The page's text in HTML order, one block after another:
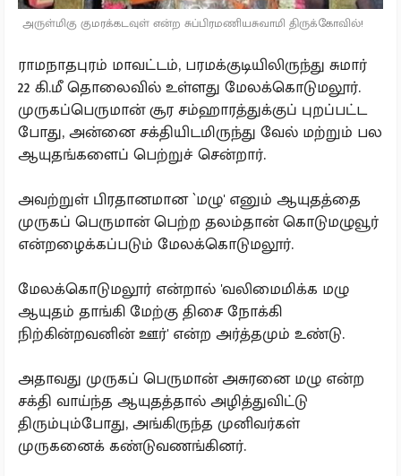
அருள்மிகு குமரக்கடவுள் என்ற சுப்பிரமணியசுவாமி திருக்கோவில்!
ராமநாதபுரம் மாவட்டம், பரமக்குடியிலிருந்து சுமார்
22 கி.மீ தொலைவில் உள்ளது மேலக்கொடுமலூர்.
முருகப்பெருமான் சூர சம்ஹாரத்துக்குப் புறப்பட்ட
போது, அன்னை சக்தியிடமிருந்து வேல் மற்றும் பல
ஆயுதங்களைப் பெற்றுச் சென்றார்.
அவற்றுள் பிரதானமான `மழு' எனும் ஆயுதத்தை
முருகப் பெருமான் பெற்ற தலம்தான் கொடுமழுவூர்
என்றழைக்கப்படும் மேலக்கொடுமலூர்.
மேலக்கொடுமலூர் என்றால் 'வலிமைமிக்க மழு
ஆயுதம் தாங்கி மேற்கு திசை நோக்கி
நிற்கின்றவனின் ஊர்' என்ற அர்த்தமும் உண்டு.
அதாவது முருகப் பெருமான் அசுரனை மழு என்ற
சக்தி வாய்ந்த ஆயுதத்தால் அழித்துவிட்டு
திரும்பும்போது, அங்கிருந்த முனிவர்கள்
முருகனைக் கண்டுவணங்கினர்.